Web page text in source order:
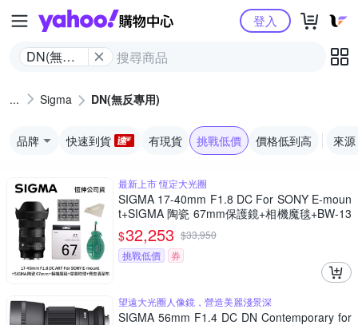
Yahoo購物中心
DN(無反
登入
Sigma DN(無反專用)
品牌 快速到貨 有現貨 挑戰低價 價格低到高 來源
最新上市 恆定大光圈
SIGMA 17-40mm F1.8 DC For SONY E-moun
t+SIGMA 陶瓷 67mm保護鏡+相機魔毯+BW-13
0吹球+3030麂皮清潔布 (公司貨)
$32,253 $33,950
挑戰低價
券
望遠大光圈人像鏡，營造美麗淺景深
SIGMA 56mm F1.4 DC DN Contemporary for